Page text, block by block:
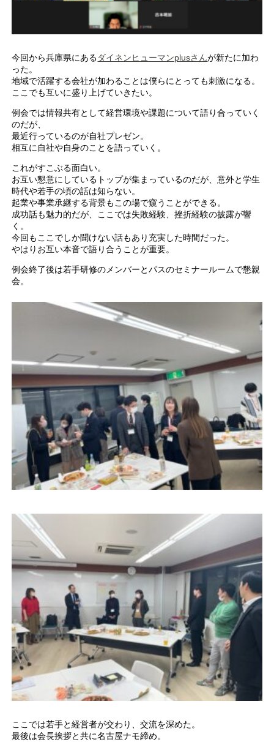
今回から兵庫県にあるダイネンヒューマンplusさんが新たに加わ
った。
地域で活躍する会社が加わることは僕らにとっても刺激になる。
ここでも互いに盛り上げていきたい。
例会では情報共有として経営環境や課題について語り合っていく
のだが、
最近行っているのが自社プレゼン。
相互に自社や自身のことを語っていく。
これがすこぶる面白い。
お互い懇意にしているトップが集まっているのだが、意外と学生
時代や若手の頃の話は知らない。
起業や事業承継する背景もこの場で窺うことができる。
成功話も魅力的だが、ここでは失敗経験、挫折経験の披露が響
く。
今回もここでしか聞けない話もあり充実した時間だった。
やはりお互い本音で語り合うことが重要。
例会終了後は若手研修のメンバーとパスのセミナールームで懇親
会。
ここでは若手と経営者が交わり、交流を深めた。
最後は会長挨拶と共に名古屋ナモ締め。